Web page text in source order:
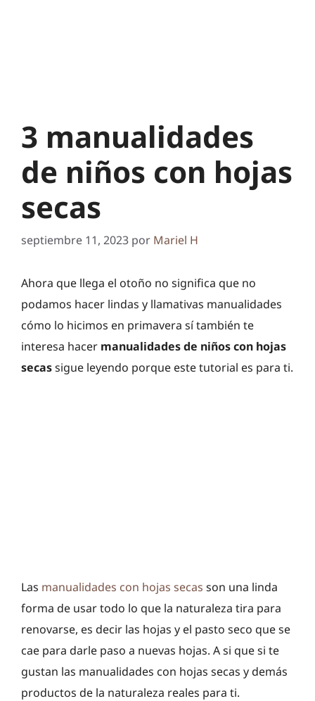
3 manualidades
de niños con hojas
secas
septiembre 11, 2023 por Mariel H
Ahora que llega el otoño no significa que no
podamos hacer lindas y llamativas manualidades
cómo lo hicimos en primavera sí también te
interesa hacer manualidades de niños con hojas
secassigue leyendo porque este tutorial es para ti.
Las manualidades con hojas secas son una linda
forma de usar todo lo que la naturaleza tira para
renovarse, es decir las hojas y el pasto seco que se
cae para darle paso a nuevas hojas. A si que si te
gustan las manualidades con hojas secas y demás
productos de la naturaleza reales para ti.